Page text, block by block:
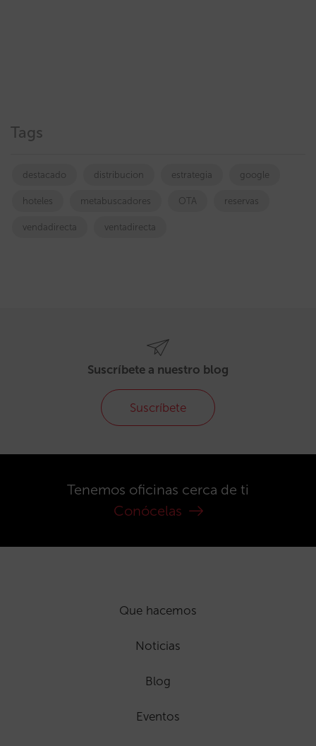
Tags
destacado distribucion estrategia google
hoteles metabuscadores OTA reservas
vendadirecta ventadirecta
Suscríbete a nuestro blog
Suscríbete
Tenemos oficinas cerca de ti
Conócelas
Que hacemos
Noticias
Blog
Eventos